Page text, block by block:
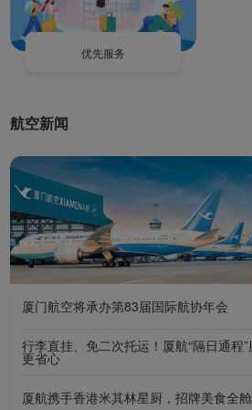
优先服务
航空新闻
厦门航空将承办第83届国际航协年会
行李直挂、免二次托运！厦航“隔日通程
更省心
厦航携手香港米其林星厨，招牌美食全